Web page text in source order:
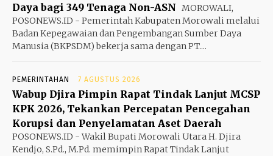
Daya bagi 349 Tenaga Non-ASN MOROWALI,
POSONEWS.ID - Pemerintah Kabupaten Morowali melalui
Badan Kepegawaian dan Pengembangan Sumber Daya
Manusia (BKPSDM) bekerja sama dengan PT....
PEMERINTAHAN 7 AGUSTUS 2026
Wabup Djira Pimpin Rapat Tindak Lanjut MCSP
KPK 2026, Tekankan Percepatan Pencegahan
Korupsi dan Penyelamatan Aset Daerah
POSONEWS.ID - Wakil Bupati Morowali Utara H. Djira
Kendjo, S.Pd., M.Pd. memimpin Rapat Tindak Lanjut